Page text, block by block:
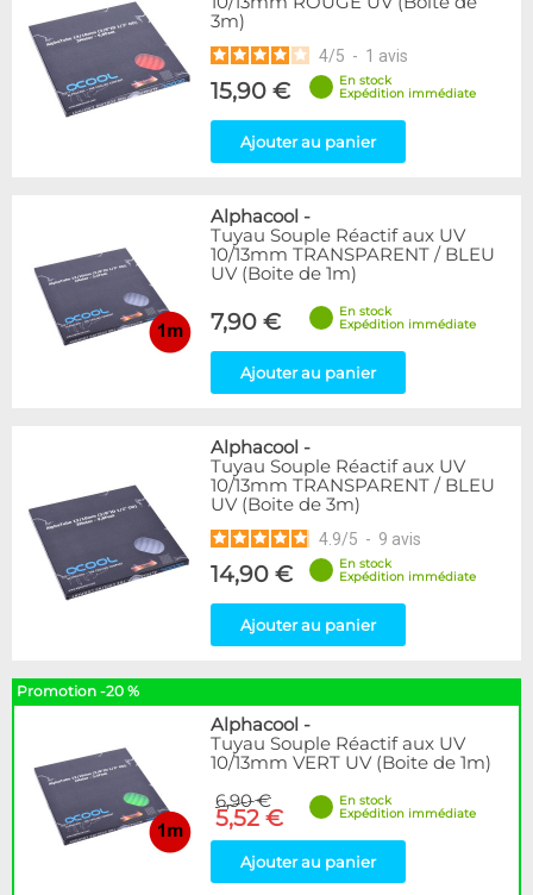
3m)
4/5 - 1 avis
15,90 €
En stock
Expédition immédiate
Ajouter au panier
Alphacool -
Tuyau Souple Réactif aux UV
10/13mm TRANSPARENT / BLEU
UV (Boite de 1m)
7,90 €
En stock
Expédition immédiate
Ajouter au panier
Alphacool -
Tuyau Souple Réactif aux UV
10/13mm TRANSPARENT / BLEU
UV (Boite de 3m)
4.9/5 - 9 avis
14,90 €
En stock
Expédition immédiate
Ajouter au panier
Promotion -20 %
Alphacool -
Tuyau Souple Réactif aux UV
10/13mm VERT UV (Boite de 1m)
6,90 €
5,52 €
En stock
Expédition immédiate
Ajouter au panier